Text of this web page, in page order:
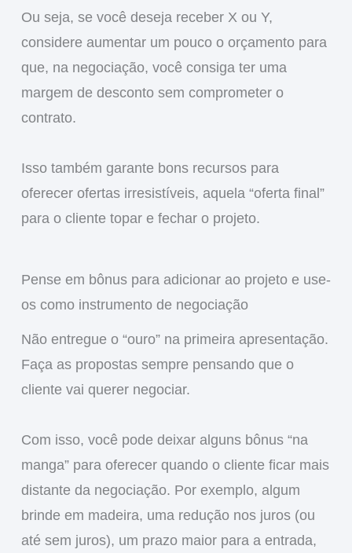
Ou seja, se você deseja receber X ou Y,
considere aumentar um pouco o orçamento para
que, na negociação, você consiga ter uma
margem de desconto sem comprometer o
contrato.
Isso também garante bons recursos para
oferecer ofertas irresistíveis, aquela “oferta final”
para o cliente topar e fechar o projeto.
Pense em bônus para adicionar ao projeto e use-
os como instrumento de negociação
Não entregue o “ouro” na primeira apresentação.
Faça as propostas sempre pensando que o
cliente vai querer negociar.
Com isso, você pode deixar alguns bônus “na
manga” para oferecer quando o cliente ficar mais
distante da negociação. Por exemplo, algum
brinde em madeira, uma redução nos juros (ou
até sem juros), um prazo maior para a entrada,